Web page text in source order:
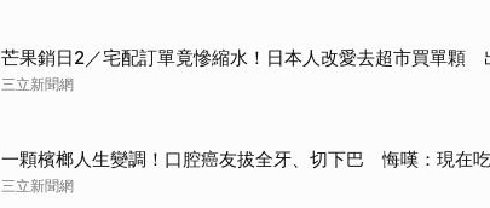
芒果銷日2／宅配訂單竟慘縮水！日本人改愛去超市買單顆
三立新聞網
一顆檳榔人生變調！口腔癌友拔全牙、切下巴 悔嘆：現在
三立新聞網